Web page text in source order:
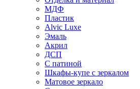
МДФ
Пластик
Alvic Luxe
Эмаль
Акрил
ДСП
С патиной
Шкафы-купе с зеркалом
Матовое зеркало